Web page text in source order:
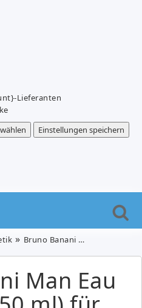
Lieferanten
Einstellungen speichern
Bruno Banani Man Eau de Toilette (50 ml) für 11,96€ (Vergleich: 17,74€)
Man Eau